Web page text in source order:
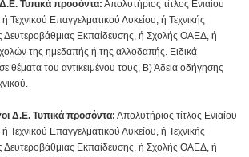
Δ.Ε. Τυπικά προσόντα: Απολυτήριος τίτλος Ενιαίου
Τεχνικού Επαγγελματικού Λυκείου, ή Τεχνικής
Δευτεροβάθμιας Εκπαίδευσης, ή Σχολής ΟΑΕΔ, ή
της ημεδαπής ή της αλλοδαπής. Ειδικά
θέματα του αντικειμένου τους, Β) Άδεια οδήγησης
Δ.Ε. Τυπικά προσόντα: Απολυτήριος τίτλος Ενιαίου
Τεχνικού Επαγγελματικού Λυκείου, ή Τεχνικής
Δευτεροβάθμιας Εκπαίδευσης, ή Σχολής ΟΑΕΔ, ή